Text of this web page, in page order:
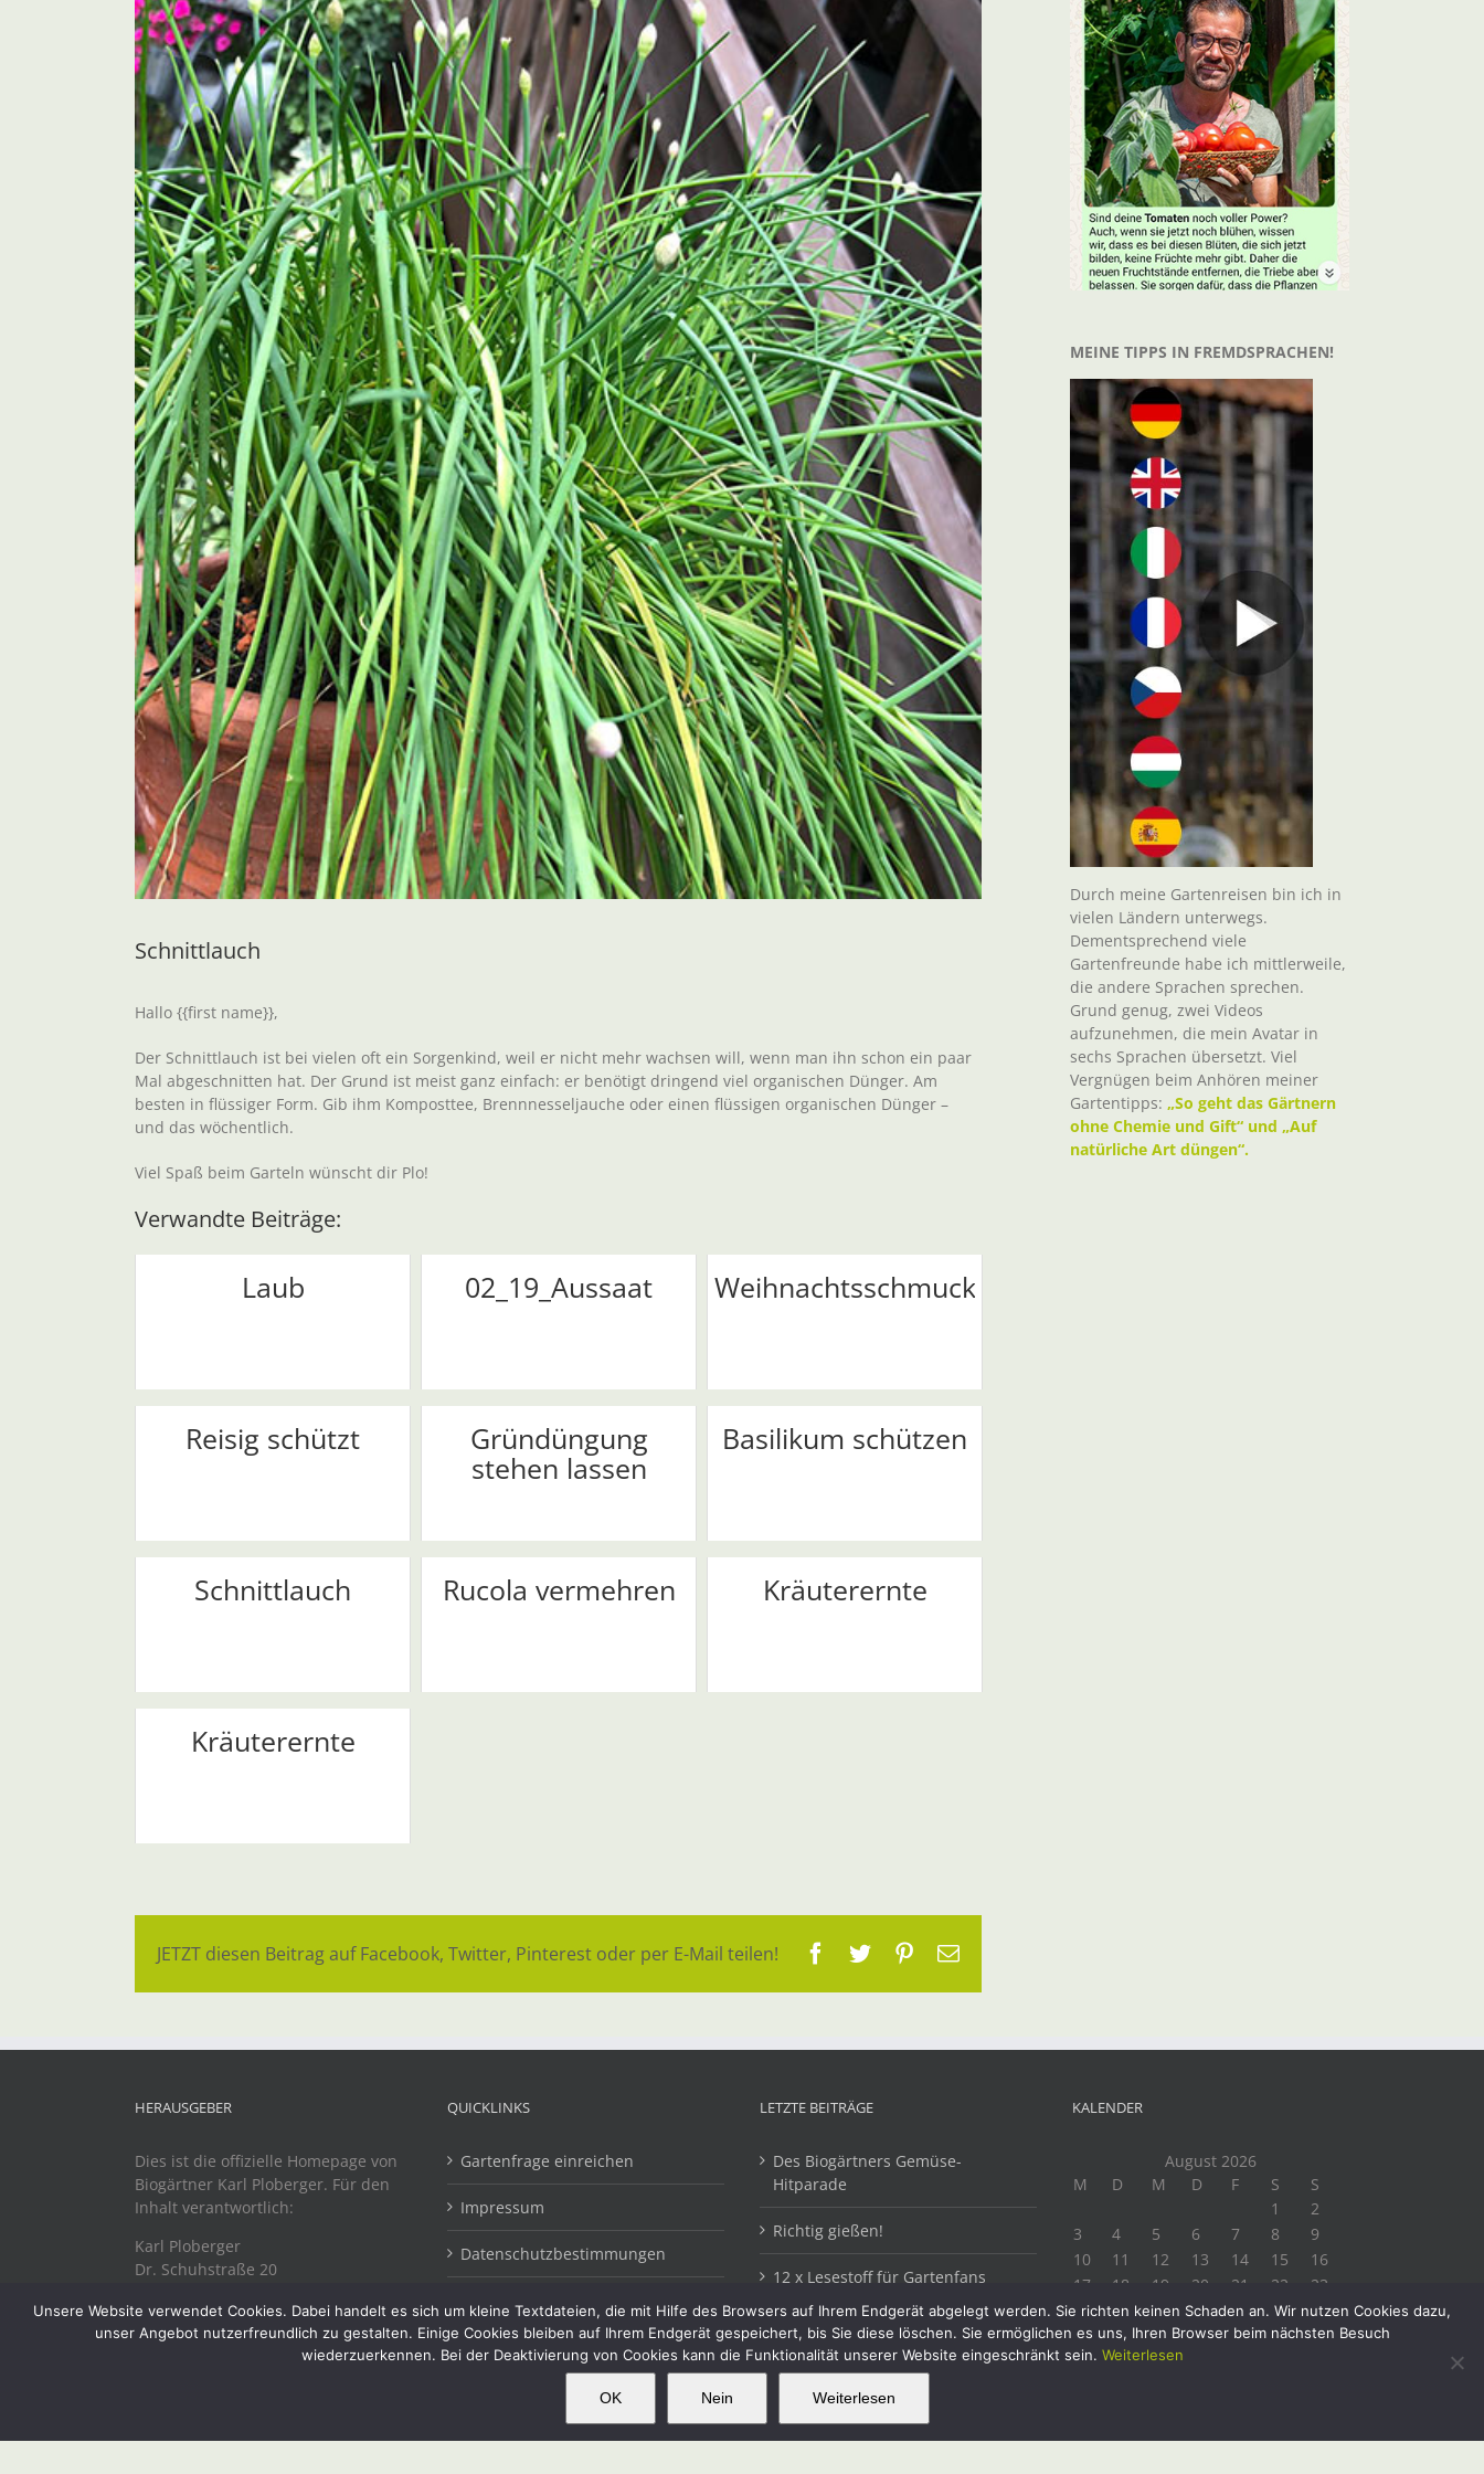
Schnittlauch
Hallo {{first name}},
Der Schnittlauch ist bei vielen oft ein Sorgenkind, weil er nicht mehr wachsen will, wenn man ihn schon ein paar
Mal abgeschnitten hat. Der Grund ist meist ganz einfach: er benötigt dringend viel organischen Dünger. Am
besten in flüssiger Form. Gib ihm Komposttee, Brennnesseljauche oder einen flüssigen organischen Dünger –
und das wöchentlich.
Viel Spaß beim Garteln wünscht dir Plo!
Verwandte Beiträge:
Laub 02_19_Aussaat Weihnachtsschmuck
Reisig schützt Gründüngung
stehen lassen
Basilikum schützen
Schnittlauch Rucola vermehren Kräuterernte
Kräuterernte
JETZT diesen Beitrag auf Facebook, Twitter, Pinterest oder per E-Mail teilen! Facebook
TwitterPinterest
E-
MEINE TIPPS IN FREMDSPRACHEN!
Durch meine Gartenreisen bin ich in
vielen Ländern unterwegs.
Dementsprechend viele
Gartenfreunde habe ich mittlerweile,
die andere Sprachen sprechen.
Grund genug, zwei Videos
aufzunehmen, die mein Avatar in
sechs Sprachen übersetzt. Viel
Vergnügen beim Anhören meiner
Gartentipps: „So geht das Gärtnern
ohne Chemie und Gift“ und „Auf
natürliche Art düngen“.
HERAUSGEBER
Dies ist die offizielle Homepage von
Biogärtner Karl Ploberger. Für den
Inhalt verantwortlich:
Karl Ploberger
Dr. Schuhstraße 20
QUICKLINKS
Gartenfrage einreichen
Impressum
Datenschutzbestimmungen
LETZTE BEITRÄGE
Des Biogärtners Gemüse-
Hitparade
Richtig gießen!
12 x Lesestoff für Gartenfans
KALENDER
August 2026
M
D M D F S
S
1
2
3
4 5 6 7 8
9
10
11 12 13 14 15
16
17
18 19 20 21 22
23
24
25 26 27 28 29
30
31
« Juli
This website uses cookies and third party services.
Unsere Website verwendet Cookies. Dabei handelt es sich um kleine Textdateien, die mit Hilfe des Browsers auf Ihrem Endgerät abgelegt werden. Sie richten keinen Schaden an. Wir nutzen Cookies dazu,
unser Angebot nutzerfreundlich zu gestalten. Einige Cookies bleiben auf Ihrem Endgerät gespeichert, bis Sie diese löschen. Sie ermöglichen es uns, Ihren Browser beim nächsten Besuch
wiederzuerkennen. Bei der Deaktivierung von Cookies kann die Funktionalität unserer Website eingeschränkt sein. Weiterlesen
OK Nein Weiterlesen